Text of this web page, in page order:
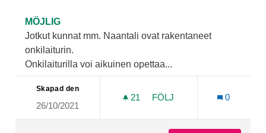
MÖJLIG
Jotkut kunnat mm. Naantali ovat rakentaneet
onkilaiturin.
Onkilaiturilla voi aikuinen opettaa...
Skapad den
26/10/2021
21 21 FÖLJARE
FÖLJ
0